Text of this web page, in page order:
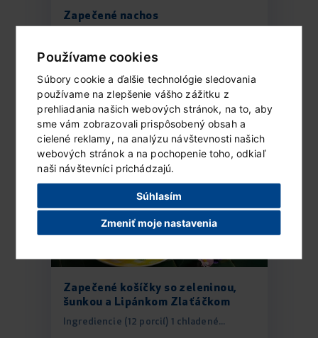
Používame cookies
Súbory cookie a ďalšie technológie sledovania
používame na zlepšenie vášho zážitku z
prehliadania našich webových stránok, na to, aby
sme vám zobrazovali prispôsobený obsah a
cielené reklamy, na analýzu návštevnosti našich
webových stránok a na pochopenie toho, odkiaľ
naši návštevníci prichádzajú.
Súhlasím
Zmeniť moje nastavenia
Zapečené nachos
Lipánek 100 g slaných tortilla...
ČÍTAŤ ĎALEJ...
Zapečené košíčky so zeleninou,
šunkou a Lipánkom Zlaťáčkom
Ingrediencie (12 porcií) 1 chladené...